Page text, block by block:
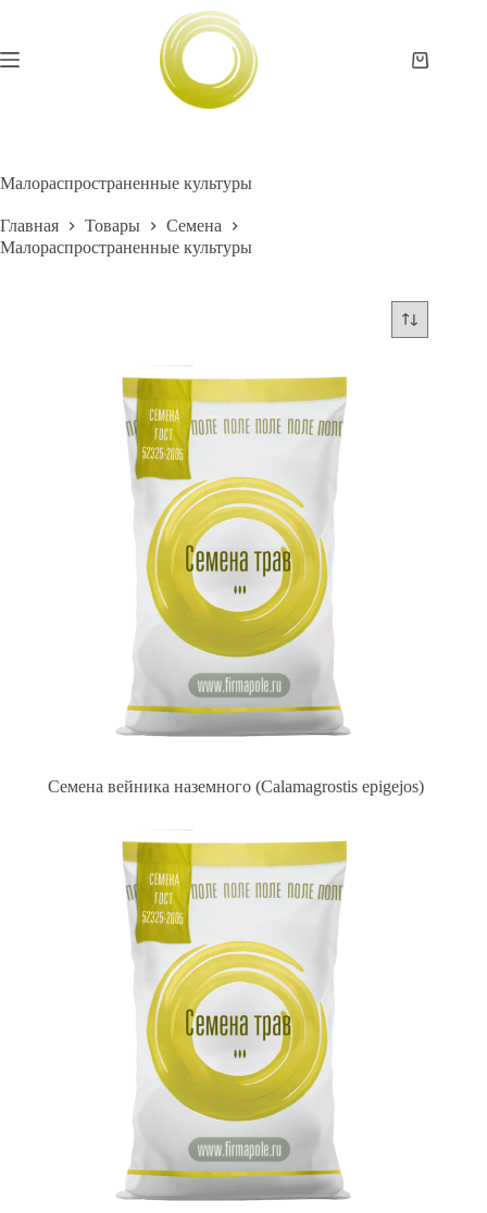
Корзина
Малораспространенные культуры
Главная Товары
Семена
Малораспространенные культуры
Семена вейника наземного (Calamagrostis epigejos)